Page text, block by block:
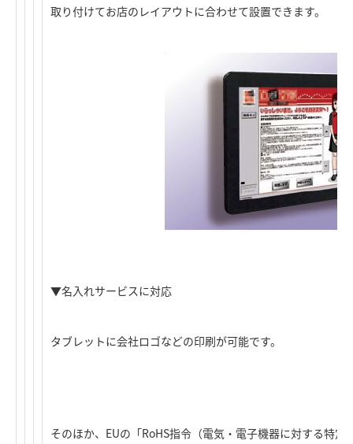
取り付けてお店のレイアウトに合わせて設置できます。
▼名入れサービスに対応
タブレットに会社ロゴなどの印刷が可能です。
そのほか、EUの「RoHS指令（電気・電子機器に対する特